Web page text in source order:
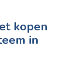
kopen
in